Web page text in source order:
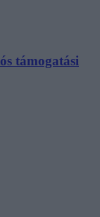
támogatási